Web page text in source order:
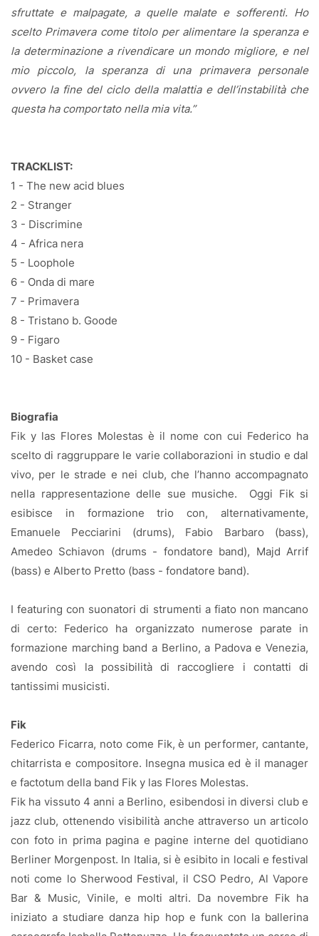
sfruttate e malpagate, a quelle malate e sofferenti. Ho
scelto Primavera come titolo per alimentare la speranza e
la determinazione a rivendicare un mondo migliore, e nel
mio piccolo, la speranza di una primavera personale
ovvero la fine del ciclo della malattia e dell’instabilità che
questa ha comportato nella mia vita.”
TRACKLIST:
1 - The new acid blues
2 - Stranger
3 - Discrimine
4 - Africa nera
5 - Loophole
6 - Onda di mare
7 - Primavera
8 - Tristano b. Goode
9 - Figaro
10 - Basket case
Biografia
Fik y las Flores Molestas è il nome con cui Federico ha
scelto di raggruppare le varie collaborazioni in studio e dal
vivo, per le strade e nei club, che l’hanno accompagnato
nella rappresentazione delle sue musiche.
Oggi Fik si
esibisce in formazione trio con, alternativamente,
Emanuele Pecciarini (drums), Fabio Barbaro (bass),
Amedeo Schiavon (drums - fondatore band), Majd Arrif
(bass) e Alberto Pretto (bass - fondatore band).
I featuring con suonatori di strumenti a fiato non mancano
di certo: Federico ha organizzato numerose parate in
formazione marching band a Berlino, a Padova e Venezia,
avendo così la possibilità di raccogliere i contatti di
tantissimi musicisti.
Fik
Federico Ficarra, noto come Fik, è un performer, cantante,
chitarrista e compositore. Insegna musica ed è il manager
e factotum della band Fik y las Flores Molestas.
Fik ha vissuto 4 anni a Berlino, esibendosi in diversi club e
jazz club, ottenendo visibilità anche attraverso un articolo
con foto in prima pagina e pagine interne del quotidiano
Berliner Morgenpost. In Italia, si è esibito in locali e festival
noti come lo Sherwood Festival, il CSO Pedro, Al Vapore
Bar & Music, Vinile, e molti altri. Da novembre Fik ha
iniziato a studiare danza hip hop e funk con la ballerina